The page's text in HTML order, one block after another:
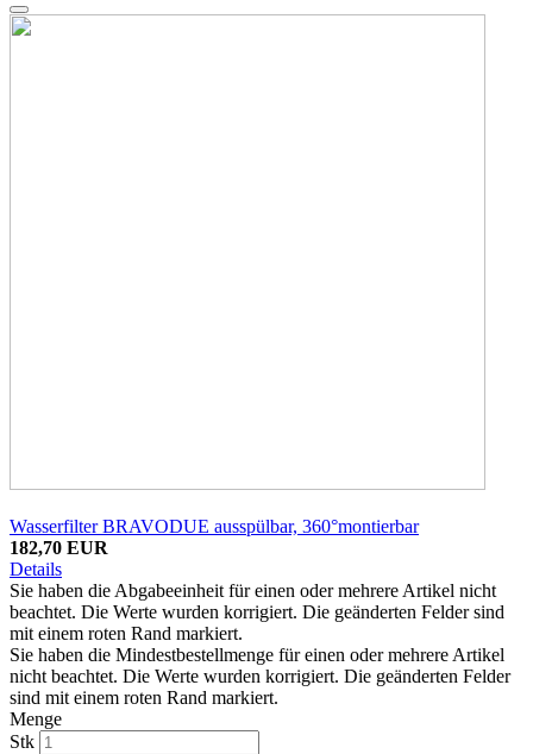
Wasserfilter BRAVODUE ausspülbar, 360°montierbar
182,70 EUR
Details
Sie haben die Abgabeeinheit für einen oder mehrere Artikel nicht
beachtet. Die Werte wurden korrigiert. Die geänderten Felder sind
mit einem roten Rand markiert.
Sie haben die Mindestbestellmenge für einen oder mehrere Artikel
nicht beachtet. Die Werte wurden korrigiert. Die geänderten Felder
sind mit einem roten Rand markiert.
Menge
Stk